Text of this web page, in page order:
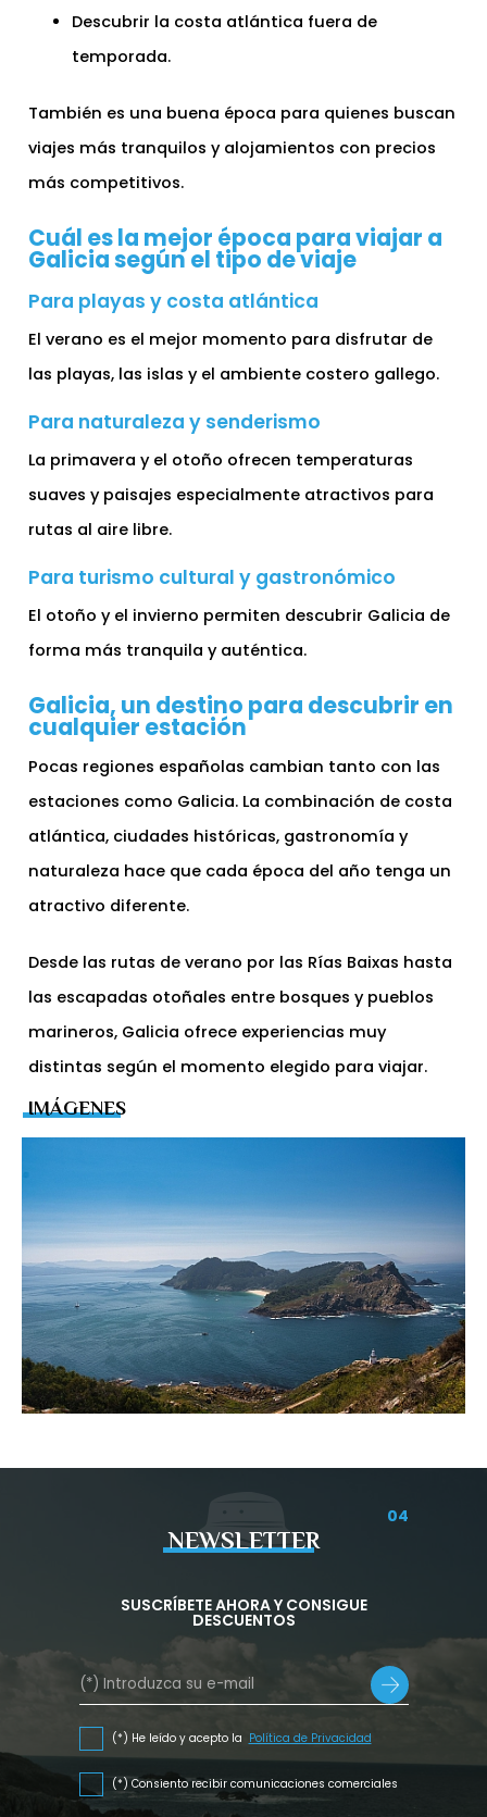
Descubrir la costa atlántica fuera de
temporada.
También es una buena época para quienes buscan
viajes más tranquilos y alojamientos con precios
más competitivos.
Cuál es la mejor época para viajar a
Galicia según el tipo de viaje
Para playas y costa atlántica
El verano es el mejor momento para disfrutar de
las playas, las islas y el ambiente costero gallego.
Para naturaleza y senderismo
La primavera y el otoño ofrecen temperaturas
suaves y paisajes especialmente atractivos para
rutas al aire libre.
Para turismo cultural y gastronómico
El otoño y el invierno permiten descubrir Galicia de
forma más tranquila y auténtica.
Galicia, un destino para descubrir en
cualquier estación
Pocas regiones españolas cambian tanto con las
estaciones como Galicia. La combinación de costa
atlántica, ciudades históricas, gastronomía y
naturaleza hace que cada época del año tenga un
atractivo diferente.
Desde las rutas de verano por las Rías Baixas hasta
las escapadas otoñales entre bosques y pueblos
marineros, Galicia ofrece experiencias muy
distintas según el momento elegido para viajar.
IMÁGENES
04
NEWSLETTER
SUSCRÍBETE AHORA Y CONSIGUE
DESCUENTOS
(*) He leído y acepto la Política de Privacidad
(*) Consiento recibir comunicaciones comerciales